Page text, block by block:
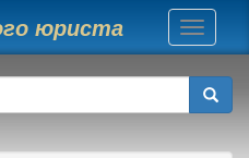
юриста
Toggle